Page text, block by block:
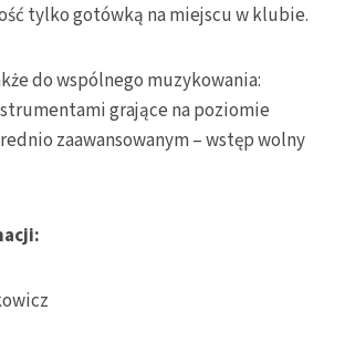
tylko gotówką na miejscu w klubie.
do wspólnego muzykowania:
grające na poziomie
zaawansowanym – wstęp wolny